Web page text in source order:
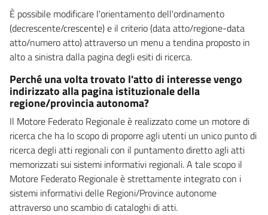
È possibile modificare l'orientamento dell'ordinamento
(decrescente/crescente) e il criterio (data atto/regione-data
atto/numero atto) attraverso un menu a tendina proposto in
alto a sinistra dalla pagina degli esiti di ricerca.
Perché una volta trovato l'atto di interesse vengo
indirizzato alla pagina istituzionale della
regione/provincia autonoma?
Il Motore Federato Regionale è realizzato come un motore di
ricerca che ha lo scopo di proporre agli utenti un unico punto di
ricerca degli atti regionali con il puntamento diretto agli atti
memorizzati sui sistemi informativi regionali. A tale scopo il
Motore Federato Regionale è strettamente integrato con i
sistemi informativi delle Regioni/Province autonome
attraverso uno scambio di cataloghi di atti.